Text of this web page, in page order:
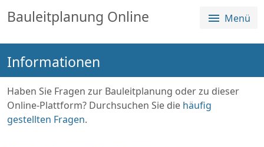
Sprungmenü
Direkt
Hauptnavigation
springen
Direkt
Inhalt
springen
Direkt
springen
Bauleitplanung Online Menü
Alle Planverfahren
Informationen
Haben Sie Fragen zur Bauleitplanung oder zu dieser
Online-Plattform? Durchsuchen Sie die häufig
gestellten Fragen.